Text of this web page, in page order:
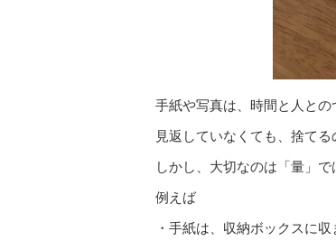
手紙や写真は、時間と人との
見返していなくても、捨てる
しかし、大切なのは「量」
例えば
・手紙は、収納ボックスに